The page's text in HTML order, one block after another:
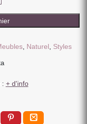
, Naturel, Styles
: + d'info